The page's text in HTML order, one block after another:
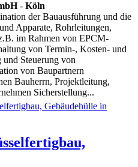
- Köln
der Bauausführung und die
Apparate, Rohrleitungen,
im Rahmen von EPCM-
von Termin-, Kosten- und
Steuerung von
von Baupartnern
Bauherrn, Projektleitung,
Sicherstellung...